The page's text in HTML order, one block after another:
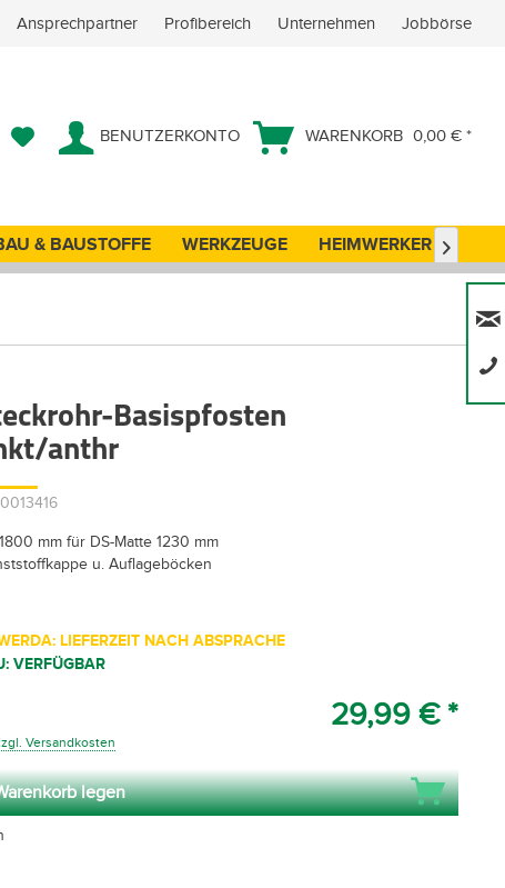
Ansprechpartner Profibereich Unternehmen Jobbörse
BENUTZERKONTO WARENKORB 0,00 € *
& BAUSTOFFE WERKZEUGE HEIMWERKER 
Basispfosten
anthr
mm für DS-Matte 1230 mm
u. Auflageböcken
LIEFERZEIT NACH ABSPRACHE
VERFÜGBAR
29,99 € *
Versandkosten
legen